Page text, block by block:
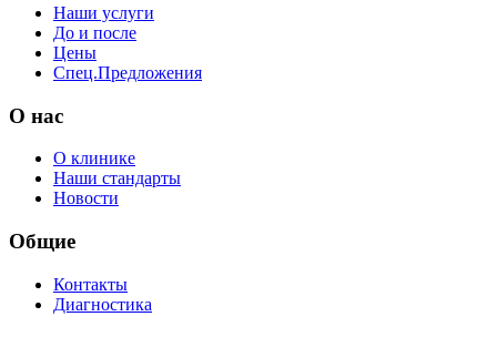
Наши услуги
До и после
Цены
Спец.Предложения
O нас
О клинике
Наши стандарты
Новости
Общие
Контакты
Диагностика